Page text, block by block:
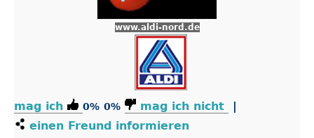
www.aldi-nord.de
mag ich 0% 0% mag ich nicht
|
einen Freund informieren